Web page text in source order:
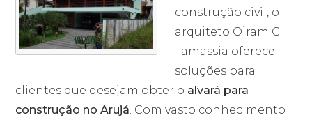
construção civil, o
arquiteto Oiram C.
Tamassia oferece
soluções para
clientes que desejam obter o alvará para
construção no Arujá. Com vasto conhecimento